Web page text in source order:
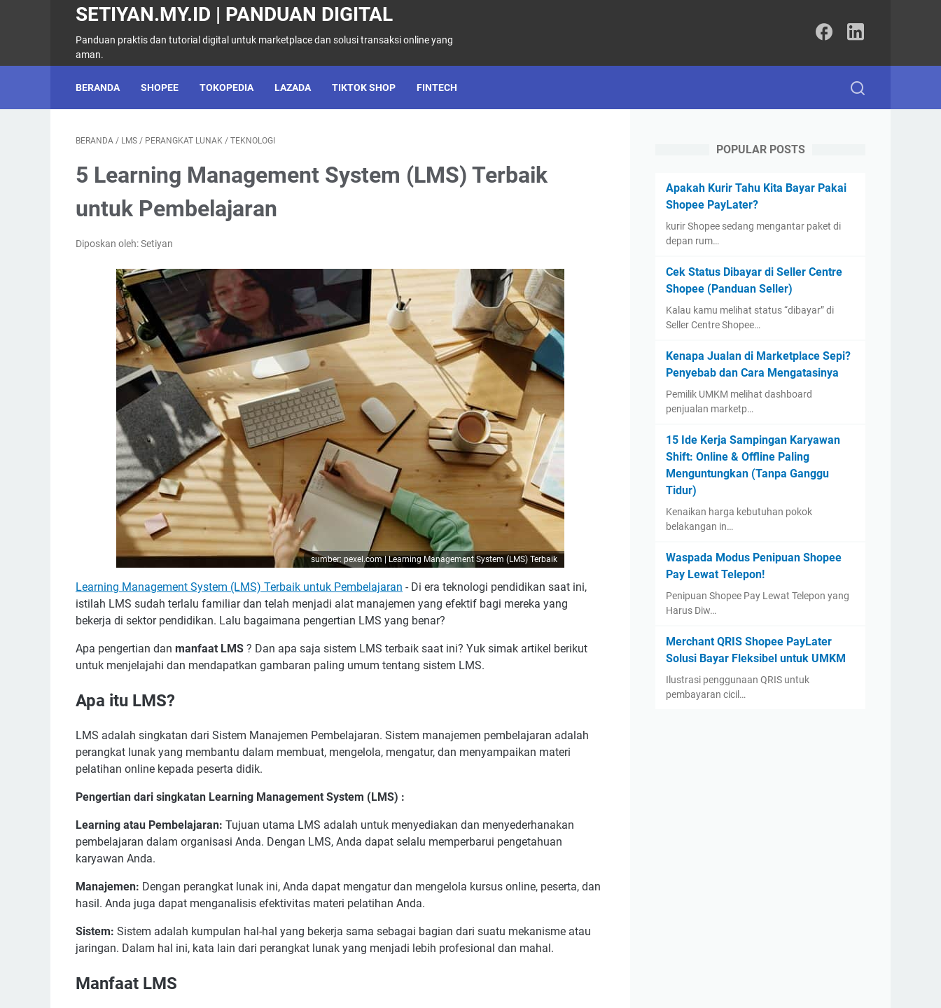
SETIYAN.MY.ID | PANDUAN DIGITAL
Panduan praktis dan tutorial digital untuk marketplace dan solusi transaksi online yang
aman.
BERANDA SHOPEE TOKOPEDIA LAZADA TIKTOK SHOP FINTECH
BERANDA / LMS / PERANGKAT LUNAK / TEKNOLOGI
5 Learning Management System (LMS) Terbaik
untuk Pembelajaran
Diposkan oleh: Setiyan
sumber: pexel.com |Learning Management System (LMS) Terbaik
Learning Management System (LMS) Terbaik untuk Pembelajaran - Di era teknologi pendidikan saat ini,
istilah LMS sudah terlalu familiar dan telah menjadi alat manajemen yang efektif bagi mereka yang
bekerja di sektor pendidikan. Lalu bagaimana pengertian LMS yang benar?
Apa pengertian dan manfaat LMS ? Dan apa saja sistem LMS terbaik saat ini? Yuk simak artikel berikut
untuk menjelajahi dan mendapatkan gambaran paling umum tentang sistem LMS.
Apa itu LMS?
LMS adalah singkatan dari Sistem Manajemen Pembelajaran. Sistem manajemen pembelajaran adalah
perangkat lunak yang membantu dalam membuat, mengelola, mengatur, dan menyampaikan materi
pelatihan online kepada peserta didik.
Pengertian dari singkatan Learning Management System (LMS) :
Learning atau Pembelajaran: Tujuan utama LMS adalah untuk menyediakan dan menyederhanakan
pembelajaran dalam organisasi Anda. Dengan LMS, Anda dapat selalu memperbarui pengetahuan
karyawan Anda.
Manajemen: Dengan perangkat lunak ini, Anda dapat mengatur dan mengelola kursus online, peserta, dan
hasil. Anda juga dapat menganalisis efektivitas materi pelatihan Anda.
Sistem: Sistem adalah kumpulan hal-hal yang bekerja sama sebagai bagian dari suatu mekanisme atau
jaringan. Dalam hal ini, kata lain dari perangkat lunak yang menjadi lebih profesional dan mahal.
Manfaat LMS
POPULAR POSTS
Apakah Kurir Tahu Kita Bayar Pakai
Shopee PayLater?
kurir Shopee sedang mengantar paket di
depan rum…
Cek Status Dibayar di Seller Centre
Shopee (Panduan Seller)
Kalau kamu melihat status “dibayar” di
Seller Centre Shopee…
Kenapa Jualan di Marketplace Sepi?
Penyebab dan Cara Mengatasinya
Pemilik UMKM melihat dashboard
penjualan marketp…
15 Ide Kerja Sampingan Karyawan
Shift: Online & Offline Paling
Menguntungkan (Tanpa Ganggu
Tidur)
Kenaikan harga kebutuhan pokok
belakangan in…
Waspada Modus Penipuan Shopee
Pay Lewat Telepon!
Penipuan Shopee Pay Lewat Telepon yang
Harus Diw…
Merchant QRIS Shopee PayLater
Solusi Bayar Fleksibel untuk UMKM
Ilustrasi penggunaan QRIS untuk
pembayaran cicil…